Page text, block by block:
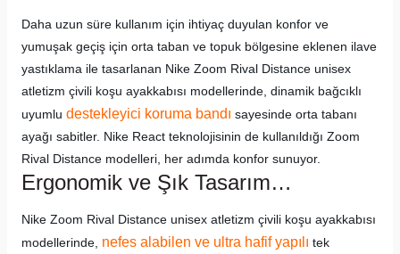
Daha uzun süre kullanım için ihtiyaç duyulan konfor ve
yumuşak geçiş için orta taban ve topuk bölgesine eklenen ilave
yastıklama ile tasarlanan Nike Zoom Rival Distance unisex
atletizm çivili koşu ayakkabısı modellerinde, dinamik bağcıklı
uyumlu destekleyici koruma bandı sayesinde orta tabanı
ayağı sabitler. Nike React teknolojisinin de kullanıldığı Zoom
Rival Distance modelleri, her adımda konfor sunuyor.
Ergonomik ve Şık Tasarım…
Nike Zoom Rival Distance unisex atletizm çivili koşu ayakkabısı
modellerinde, nefes alabilen ve ultra hafif yapılı tek